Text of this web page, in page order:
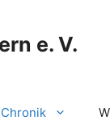
e. V.